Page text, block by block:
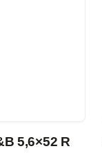
5,6×52 R